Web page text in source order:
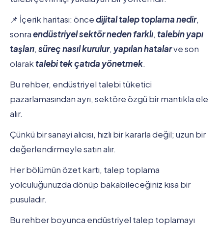
📌 İçerik haritası: öncedijital talep toplama nedir,
sonraendüstriyel sektör neden farklı, talebin yapı
taşları, süreç nasıl kurulur, yapılan hatalarve son
olaraktalebi tek çatıda yönetmek.
Bu rehber, endüstriyel talebi tüketici
pazarlamasından ayrı, sektöre özgü bir mantıkla ele
alır.
Çünkü bir sanayi alıcısı, hızlı bir kararla değil; uzun bir
değerlendirmeyle satın alır.
Her bölümün özet kartı, talep toplama
yolculuğunuzda dönüp bakabileceğiniz kısa bir
pusuladır.
Bu rehber boyunca endüstriyel talep toplamayı